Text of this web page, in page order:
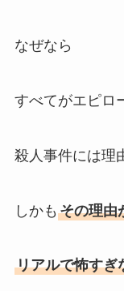
なぜなら
すべてがエピロ
殺人事件には理
しかも その理由
リアルで怖すぎ